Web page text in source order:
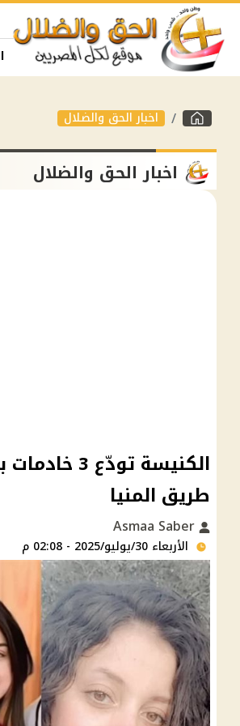
اخبار الحق والضلال
اخبار الحق والضلال
الكنيسة
طريق المنيا
الأربعاء 30/يوليو/2025 - 02:08 م